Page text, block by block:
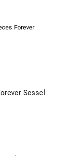
Sessel